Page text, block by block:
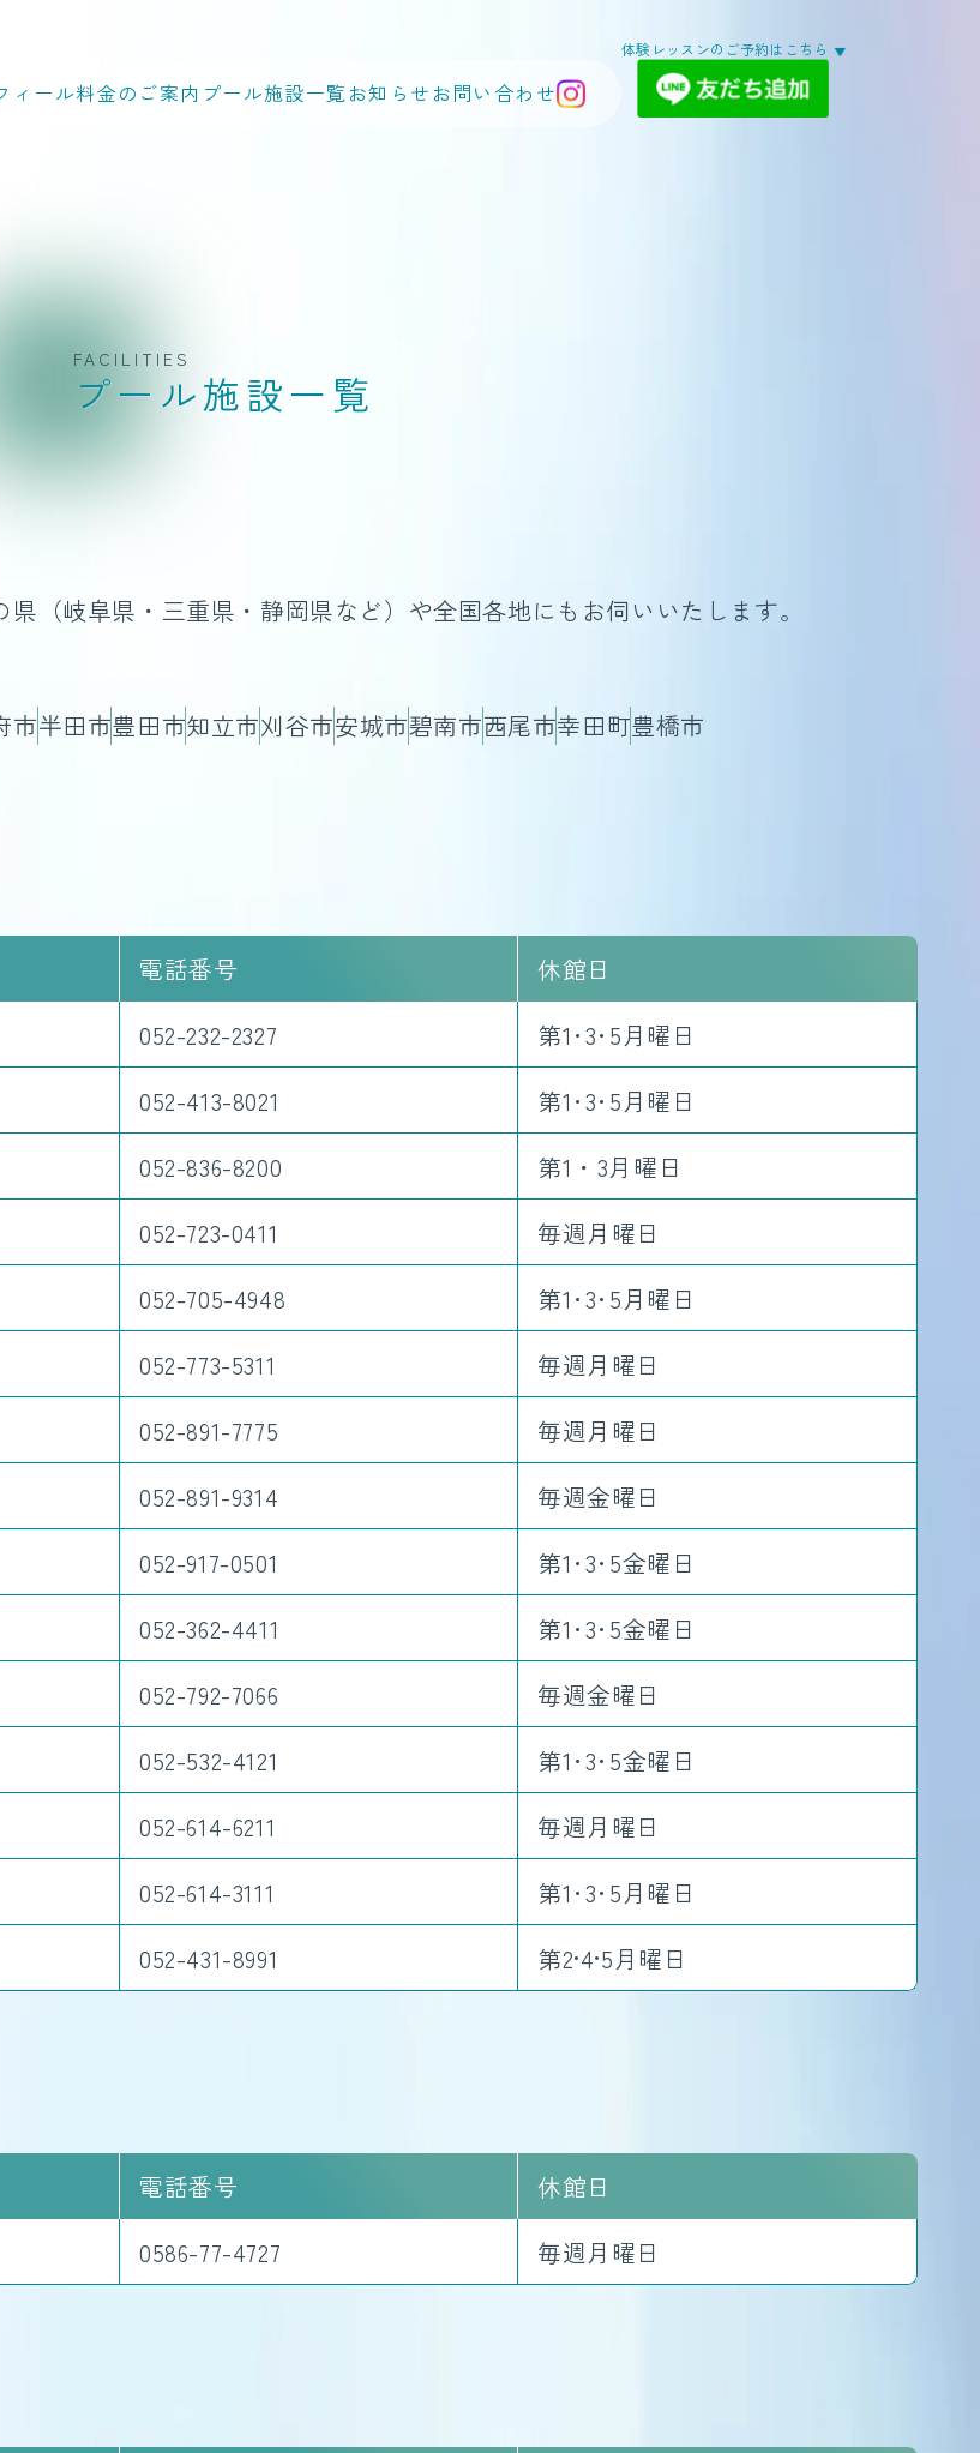
ィール料金のご案内 プール施設一覧お知らせ お問い合わせ
体験レッスンのご予約はこちら
FACILITIES
プール施設一覧
（岐阜県・三重県・静岡県など）や全国各地にもお伺いいたします。
市半田市豊田市知立市刈谷市安城市碧南市西尾市幸田町豊橋市
電話番号
休館日
052-232-2327
第1･3･5月曜日
052-413-8021
第1･3･5月曜日
052-836-8200
第1・3月曜日
052-723-0411
毎週月曜日
052-705-4948
第1･3･5月曜日
052-773-5311
毎週月曜日
052-891-7775
毎週月曜日
052-891-9314
毎週金曜日
052-917-0501
第1･3･5金曜日
052-362-4411
第1･3･5金曜日
052-792-7066
毎週金曜日
052-532-4121
第1･3･5金曜日
052-614-6211
毎週月曜日
052-614-3111
第1･3･5月曜日
052-431-8991 第2•4•5月曜日
電話番号
休館日
0586-77-4727 毎週月曜日